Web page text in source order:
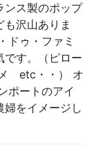
ンス製のポップ
沢山ありま
ドゥ・ファミ
です。（ピロー
メ etc・・） オ
ポートのアイ
婦をイメージし